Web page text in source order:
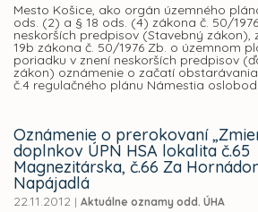
Mesto Košice, ako orgán územného
ods. (2) a § 18 ods. (4) zákona č. 50/
neskorších predpisov (Stavebný zákon),
19b zákona č. 50/1976 Zb. o územnom
poriadku v znení neskorších predpisov
zákon) oznámenie o začatí
č.4 regulačného plánu Námestia
Oznámenie o prerokovaní
doplnkov ÚPN HSA lokalita č.65
Magnezitárska, č.66 Za
Napájadlá
22.11.2012 | Aktuálne oznamy odd. ÚHA